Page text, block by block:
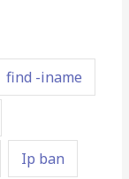
find -iname
Ip ban